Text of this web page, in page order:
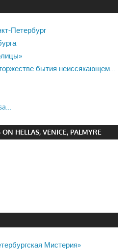
Петербург
бытия неиссякающем…
HELLAS, VENICE, PALMYRE
Мистерия»